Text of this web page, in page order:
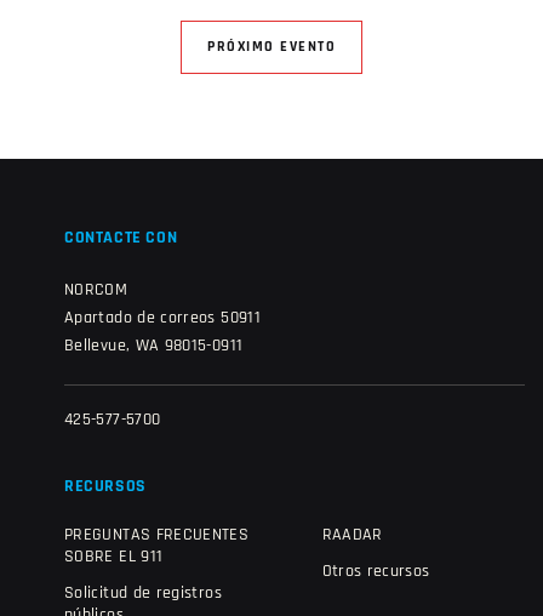
PRÓXIMO EVENTO
CONTACTE CON
NORCOM
Apartado de correos 50911
Bellevue, WA 98015-0911
425-577-5700
RECURSOS
PREGUNTAS FRECUENTES
SOBRE EL 911
Solicitud de registros
RAADAR
Otros recursos